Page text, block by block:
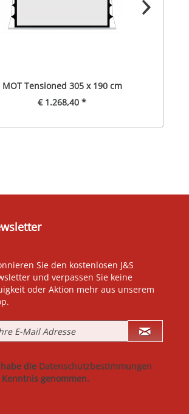
MOT Tensioned 305 x 190 cm
€ 1.268,40 *
Sie den kostenlosen J&S
und verpassen Sie keine
oder Aktion mehr aus unserem
die Datenschutzbestimmungen
genommen.